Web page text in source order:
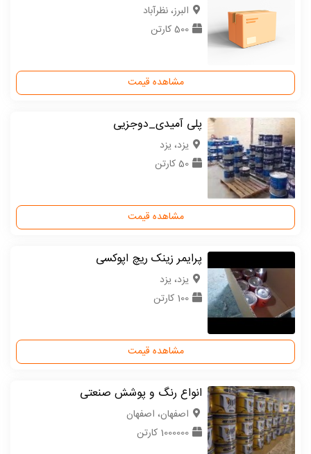
البرز، نظرآباد
500 کارتن
مشاهده قیمت
پلی آمیدی_دوجزیی
یزد، یزد
50 کارتن
مشاهده قیمت
پرایمر زینک ریچ اپوکسی
یزد، یزد
100 کارتن
مشاهده قیمت
انواع رنگ و پوشش صنعتی
اصفهان، اصفهان
1000000 کارتن